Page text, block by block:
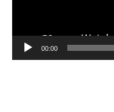
00:00